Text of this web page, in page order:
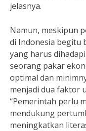
jelasnya.
Namun, meskipun
di Indonesia begitu
yang harus
seorang pakar
optimal dan
menjadi dua faktor
“Pemerintah perlu
mendukung
meningkatkan